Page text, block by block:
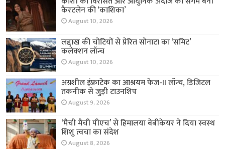
कैरटलेन की ‘काशिका’
August 10, 2026
लद्दाख की चोटियों से प्रेरित सोनाटा का ‘समिट’
कलेक्शन लॉन्च
August 10, 2026
अग्रशील इंफ्राटेक का आश्रयम फेज-II लॉन्च, डिजिटल
तकनीक से जुड़ी टाउनशिप
August 9, 2026
‘मैची मैची पीएच’ से हिमालया बेबीकेयर ने दिया स्वस्थ
शिशु त्वचा का संदेश
August 8, 2026